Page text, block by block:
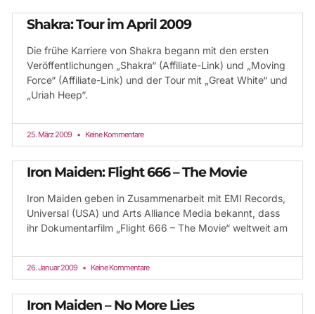
Shakra: Tour im April 2009
Die frühe Karriere von Shakra begann mit den ersten
Veröffentlichungen „Shakra“ (Affiliate-Link) und „Moving
Force“ (Affiliate-Link) und der Tour mit „Great White“ und
„Uriah Heep“.
25. März 2009 Keine Kommentare
Iron Maiden: Flight 666 – The Movie
Iron Maiden geben in Zusammenarbeit mit EMI Records,
Universal (USA) und Arts Alliance Media bekannt, dass
ihr Dokumentarfilm „Flight 666 – The Movie“ weltweit am
26. Januar 2009 Keine Kommentare
Iron Maiden – No More Lies